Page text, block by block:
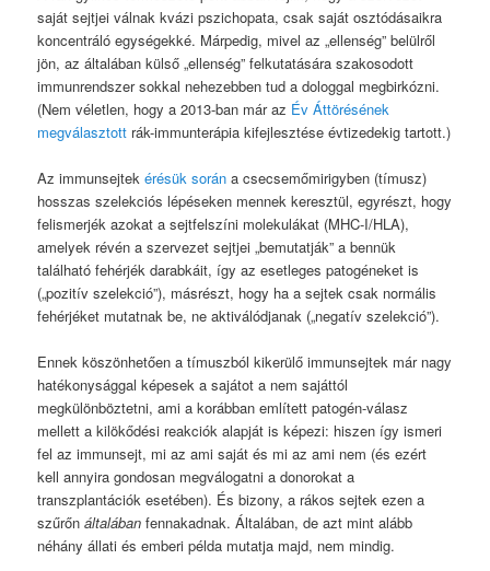
saját sejtjei válnak kvázi pszichopata, csak saját osztódásaikra
koncentráló egységekké. Márpedig, mivel az „ellenség” belülről
jön, az általában külső „ellenség” felkutatására szakosodott
immunrendszer sokkal nehezebben tud a dologgal megbirkózni.
(Nem véletlen, hogy a 2013-ban már az Év Áttörésének
megválasztott rák-immunterápia kifejlesztése évtizedekig tartott.)
Az immunsejtekérésük során a csecsemőmirigyben (tímusz)
hosszas szelekciós lépéseken mennek keresztül, egyrészt, hogy
felismerjék azokat a sejtfelszíni molekulákat (MHC-I/HLA),
amelyek révén a szervezet sejtjei „bemutatják” a bennük
található fehérjék darabkáit, így az esetleges patogéneket is
(„pozitív szelekció”), másrészt, hogy ha a sejtek csak normális
fehérjéket mutatnak be, ne aktiválódjanak („negatív szelekció”).
Ennek köszönhetően a tímuszból kikerülő immunsejtek már nagy
hatékonysággal képesek a sajátot a nem sajáttól
megkülönböztetni, ami a korábban említett patogén-válasz
mellett a kilökődési reakciók alapját is képezi: hiszen így ismeri
fel az immunsejt, mi az ami saját és mi az ami nem (és ezért
kell annyira gondosan megválogatni a donorokat a
transzplantációk esetében). És bizony, a rákos sejtek ezen a
szűrőnáltalában fennakadnak. Általában, de azt mint alább
néhány állati és emberi példa mutatja majd, nem mindig.